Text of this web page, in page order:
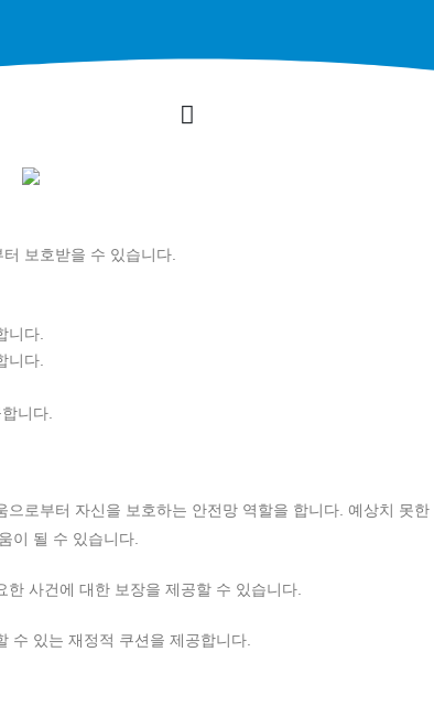
보호받을 수 있습니다.
니다.
니다.
니다.
로부터 자신을 보호하는 안전망 역할을 합니다. 예상치 못한
이 될 수 있습니다.
사건에 대한 보장을 제공할 수 있습니다.
수 있는 재정적 쿠션을 제공합니다.